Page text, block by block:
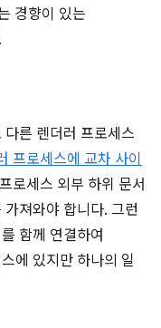
경향이 있는
른 렌더러 프로세스
프로세스에 교차 사이
로세스 외부 하위 문서
져와야 합니다. 그런
함께 연결하여
에 있지만 하나의 일